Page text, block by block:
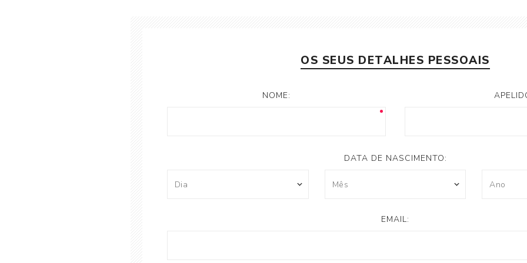
OS SEUS DETALHES PESSOAIS
NOME:
DATA DE NASCIMENTO:
EMAIL: